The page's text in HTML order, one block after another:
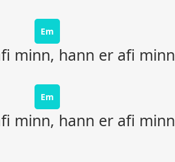
Em
minn, hann er afi minn
Em
minn, hann er afi minn